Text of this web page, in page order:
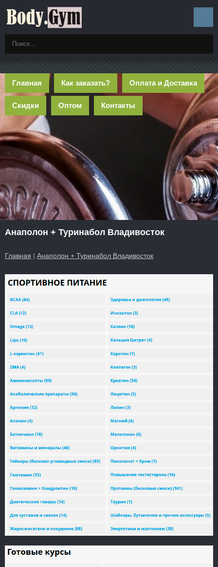
Главная Как заказать? Оплата и Доставка
Скидки Оптом Контакты
Анаполон + Туринабол Владивосток
Главная | Анаполон + Туринабол Владивосток